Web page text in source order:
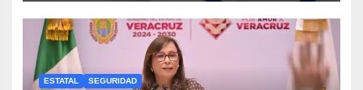
ESTATAL SEGURIDAD